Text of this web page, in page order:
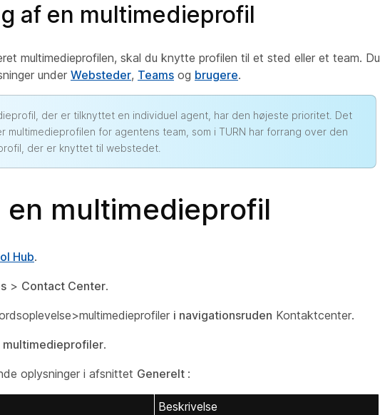
af en multimedieprofil
multimedieprofilen, skal du knytte profilen til et sted eller et team. Du
under Websteder, Teams og brugere.
der er tilknyttet en individuel agent, har den højeste prioritet. Det
multimedieprofilen for agentens team, som i TURN har forrang over den
der er knyttet til webstedet.
en multimedieprofil
Hub.
> Contact Center.
i navigationsruden Kontaktcenter.
multimedieprofiler.
oplysninger i afsnittet Generelt :
Beskrivelse